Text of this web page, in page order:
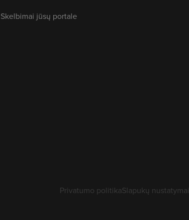
Skelbimai jūsų portale
Privatumo politikaSlapukų nustatymai